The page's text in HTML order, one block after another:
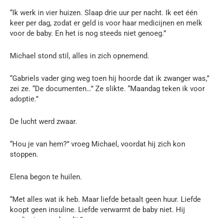
“Ik werk in vier huizen. Slaap drie uur per nacht. Ik eet één
keer per dag, zodat er geld is voor haar medicijnen en melk
voor de baby. En het is nog steeds niet genoeg.”
Michael stond stil, alles in zich opnemend.
“Gabriels vader ging weg toen hij hoorde dat ik zwanger was,”
zei ze. “De documenten…” Ze slikte. “Maandag teken ik voor
adoptie.”
De lucht werd zwaar.
“Hou je van hem?” vroeg Michael, voordat hij zich kon
stoppen.
Elena begon te huilen.
“Met alles wat ik heb. Maar liefde betaalt geen huur. Liefde
koopt geen insuline. Liefde verwarmt de baby niet. Hij